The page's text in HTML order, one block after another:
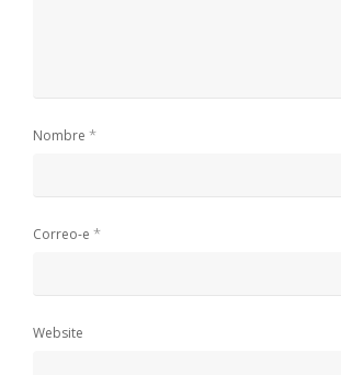
Nombre *
Correo-e *
Website